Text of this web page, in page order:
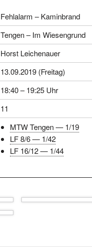
Fehlalarm – Kaminbrand
Tengen – Im Wiesengrund
Horst Leichenauer
13.09.2019 (Freitag)
18:40 – 19:25 Uhr
11
MTW Tengen — 1/19
LF 8/6 — 1/42
LF 16/12 — 1/44